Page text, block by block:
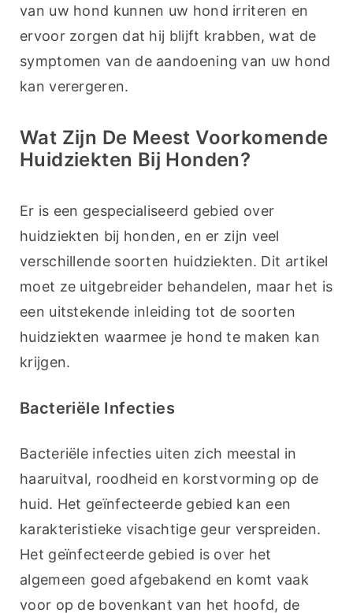
van uw hond kunnen uw hond irriteren en
ervoor zorgen dat hij blijft krabben, wat de
symptomen van de aandoening van uw hond
kan verergeren.
Wat Zijn De Meest Voorkomende
Huidziekten Bij Honden?
Er is een gespecialiseerd gebied over
huidziekten bij honden, en er zijn veel
verschillende soorten huidziekten. Dit artikel
moet ze uitgebreider behandelen, maar het is
een uitstekende inleiding tot de soorten
huidziekten waarmee je hond te maken kan
krijgen.
Bacteriële Infecties
Bacteriële infecties uiten zich meestal in
haaruitval, roodheid en korstvorming op de
huid. Het geïnfecteerde gebied kan een
karakteristieke visachtige geur verspreiden.
Het geïnfecteerde gebied is over het
algemeen goed afgebakend en komt vaak
voor op de bovenkant van het hoofd, de